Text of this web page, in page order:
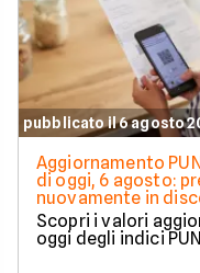
pubblicato il 6 agosto
Aggiornamento
di oggi, 6 agosto:
nuovamente in
Scopri i valori
oggi degli indici